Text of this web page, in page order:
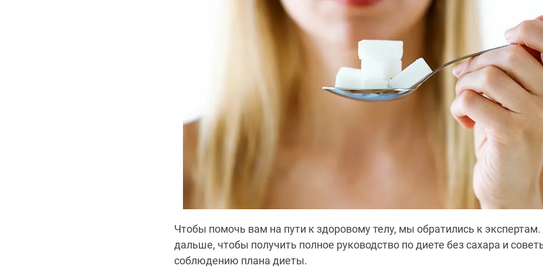
Чтобы помочь вам на пути к здоровому телу, мы обратились к экспертам.
дальше, чтобы получить полное руководство по диете без сахара и
соблюдению плана диеты.